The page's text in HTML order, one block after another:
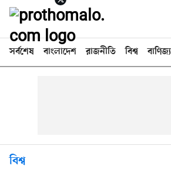
সর্বশেষ বাংলাদেশ রাজনীতি বিশ্ব বাণিজ্য
বিশ্ব